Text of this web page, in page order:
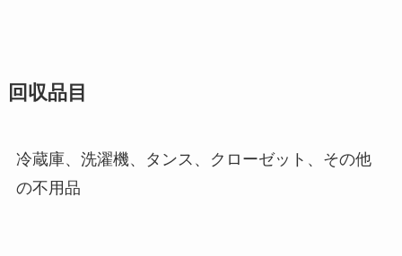
回収品目
冷蔵庫、洗濯機、タンス、クローゼット、その他
の不用品